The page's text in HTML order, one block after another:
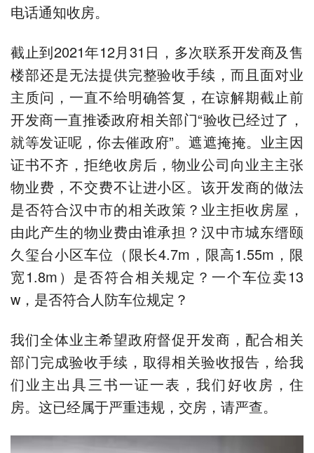
电话通知收房。
截止到2021年12月31日，多次联系开发商及售
楼部还是无法提供完整验收手续，而且面对业
主质问，一直不给明确答复，在谅解期截止前
开发商一直推诿政府相关部门“验收已经过了，
就等发证呢，你去催政府”。遮遮掩掩。业主因
证书不齐，拒绝收房后，物业公司向业主主张
物业费，不交费不让进小区。该开发商的做法
是否符合汉中市的相关政策？业主拒收房屋，
由此产生的物业费由谁承担？汉中市城东缙颐
久玺台小区车位（限长4.7m，限高1.55m，限
宽1.8m）是否符合相关规定？一个车位卖13
w，是否符合人防车位规定？
我们全体业主希望政府督促开发商，配合相关
部门完成验收手续，取得相关验收报告，给我
们业主出具三书一证一表，我们好收房，住
房。这已经属于严重违规，交房，请严查。